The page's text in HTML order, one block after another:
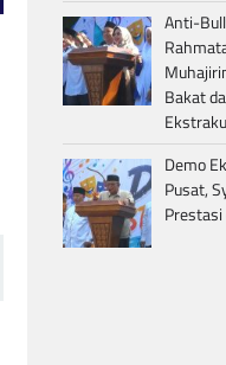
Anti-
Bakat
Demo
Pusat,
Prestasi